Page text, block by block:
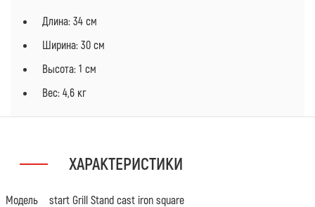
Длина: 34 см
Ширина: 30 см
Высота: 1 см
Вес: 4,6 кг
ХАРАКТЕРИСТИКИ
Модель start Grill Stand cast iron square